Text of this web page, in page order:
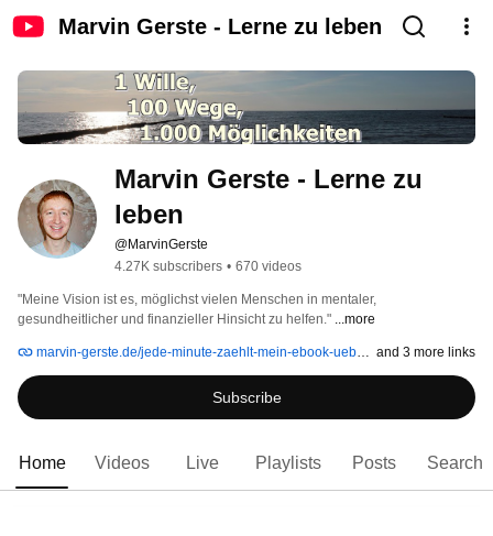
Marvin Gerste - Lerne zu leben
Marvin Gerste - Lerne zu
leben
@MarvinGerste
4.27K subscribers • 670 videos
"Meine Vision ist es, möglichst vielen Menschen in mentaler,
gesundheitlicher und finanzieller Hinsicht zu helfen." ...more
marvin-gerste.de/jede-minute-zaehlt-mein-ebook-ueber-zeitmanagement and 3 more links
Subscribe
Home Videos Live Playlists Posts Search